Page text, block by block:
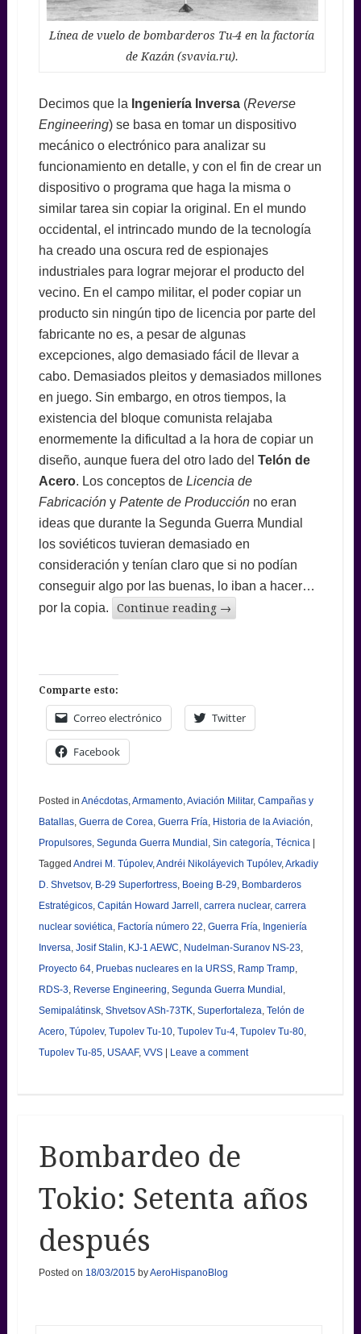
Línea de vuelo de bombarderos Tu-4 en la factoría
de Kazán (svavia.ru).
Decimos que la Ingeniería Inversa(Reverse
Engineering) se basa en tomar un dispositivo
mecánico o electrónico para analizar su
funcionamiento en detalle, y con el fin de crear un
dispositivo o programa que haga la misma o
similar tarea sin copiar la original. En el mundo
occidental, el intrincado mundo de la tecnología
ha creado una oscura red de espionajes
industriales para lograr mejorar el producto del
vecino. En el campo militar, el poder copiar un
producto sin ningún tipo de licencia por parte del
fabricante no es, a pesar de algunas
excepciones, algo demasiado fácil de llevar a
cabo. Demasiados pleitos y demasiados millones
en juego. Sin embargo, en otros tiempos, la
existencia del bloque comunista relajaba
enormemente la dificultad a la hora de copiar un
diseño, aunque fuera del otro lado del Telón de
Acero. Los conceptos de Licencia de
Fabricacióny Patente de Producciónno eran
ideas que durante la Segunda Guerra Mundial
los soviéticos tuvieran demasiado en
consideración y tenían claro que si no podían
conseguir algo por las buenas, lo iban a hacer…
por la copia.
Continue reading →
Comparte esto:
Correo electrónico Twitter
Facebook
Posted in Anécdotas,Armamento,Aviación Militar, Campañas y
Batallas, Guerra de Corea, Guerra Fría, Historia de la Aviación,
Propulsores, Segunda Guerra Mundial , Sin categoría, Técnica
Tagged Andrei M. Túpolev,Andréi Nikoláyevich Tupólev,Arkadiy
D. Shvetsov, B-29 Superfortress, Boeing B-29, Bombarderos
Estratégicos, Capitán Howard Jarrell , carrera nuclear, carrera
nuclear soviética, Factoría número 22, Guerra Fría, Ingeniería
Inversa, Josif Stalin, KJ-1 AEWC, Nudelman-Suranov NS-23,
Proyecto 64, Pruebas nucleares en la URSS, Ramp Tramp,
RDS-3, Reverse Engineering, Segunda Guerra Mundial ,
Semipalátinsk, Shvetsov ASh-73TK, Superfortaleza, Telón de
Acero, Túpolev, Tupolev Tu-10, Tupolev Tu-4, Tupolev Tu-80,
Tupolev Tu-85, USAAF, VVS Leave a comment
Bombardeo de
Tokio: Setenta años
después
Posted on 18/03/2015byAeroHispanoBlog